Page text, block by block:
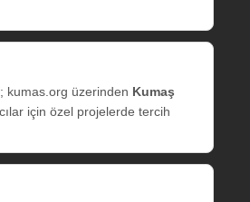
kumas.org üzerinden Kumaş
için özel projelerde tercih